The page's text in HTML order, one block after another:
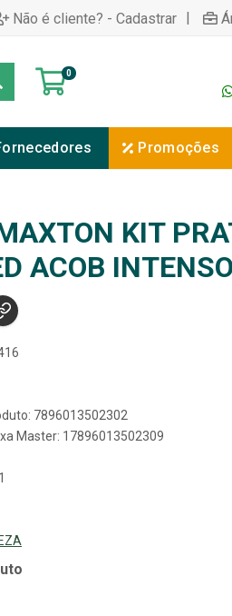
Não é cliente? - Cadastrar |
0
Promoções
KIT
ACOB INTENSO
7896013502302
Master: 17896013502309